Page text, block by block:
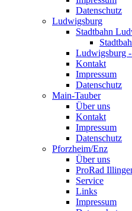
Datenschutz
Ludwigsburg
Stadtbahn
Ludwigsburg
Kontakt
Impressum
Datenschutz
Main-Tauber
Über uns
Kontakt
Impressum
Datenschutz
Pforzheim/Enz
Über uns
ProRad
Service
Links
Impressum